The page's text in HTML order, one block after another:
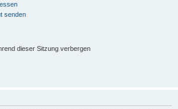
senden
dieser Sitzung verbergen